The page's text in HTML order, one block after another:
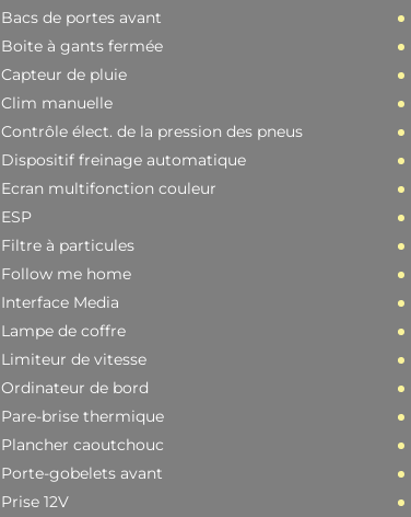
Bacs de portes avant
Boite à gants fermée
Capteur de pluie
Clim manuelle
Contrôle élect. de la pression des pneus
Dispositif freinage automatique
Ecran multifonction couleur
ESP
Filtre à particules
Follow me home
Interface Media
Lampe de coffre
Limiteur de vitesse
Ordinateur de bord
Pare-brise thermique
Plancher caoutchouc
Porte-gobelets avant
Prise 12V